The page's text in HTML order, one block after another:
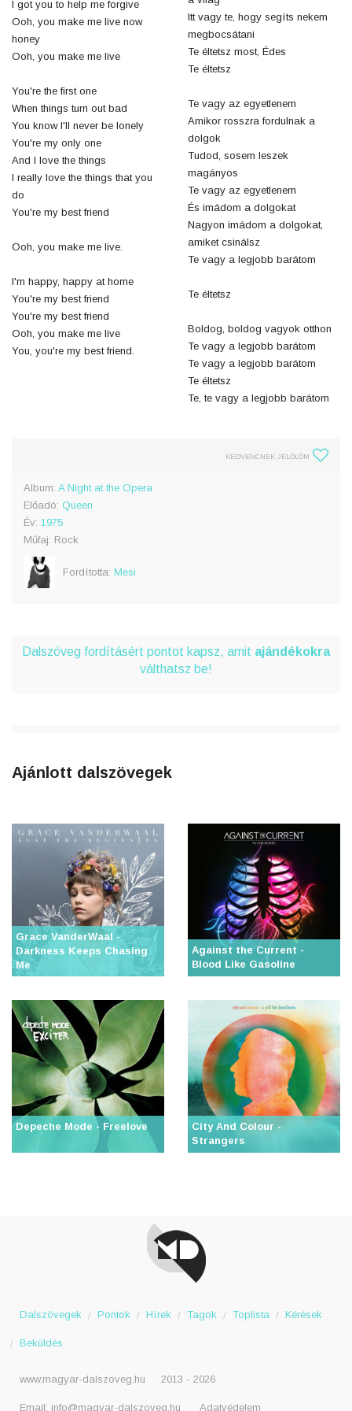
I got you to help me forgive
Ooh, you make me live now
honey
Ooh, you make me live
You're the first one
When things turn out bad
You know I'll never be lonely
You're my only one
And I love the things
I really love the things that you
do
You're my best friend
Ooh, you make me live.
I'm happy, happy at home
You're my best friend
You're my best friend
Ooh, you make me live
You, you're my best friend.
Itt vagy te, hogy segíts nekem
megbocsátani
Te éltetsz most, Édes
Te éltetsz
Te vagy az egyetlenem
Amikor rosszra fordulnak a
dolgok
Tudod, sosem leszek
magányos
Te vagy az egyetlenem
És imádom a dolgokat
Nagyon imádom a dolgokat,
amiket csinálsz
Te vagy a legjobb barátom
Te éltetsz
Boldog, boldog vagyok otthon
Te vagy a legjobb barátom
Te vagy a legjobb barátom
Te éltetsz
Te, te vagy a legjobb barátom
KEDVENCNEK JELÖLÖM
Album: A Night at the Opera
Előadó: Queen
Év: 1975
Műfaj: Rock
Fordította: Mesi
Dalszöveg fordításért pontot kapsz, amit ajándékokra
válthatsz be!
Ajánlott dalszövegek
Grace VanderWaal -
Darkness Keeps Chasing
Me
Against the Current -
Blood Like Gasoline
Depeche Mode - Freelove
City And Colour -
Strangers
Dalszövegek Pontok Hírek Tagok Toplista Kérések
Beküldés
www.magyar-dalszoveg.hu 2013 - 2026
Email: info@magyar-dalszoveg.hu Adatvédelem